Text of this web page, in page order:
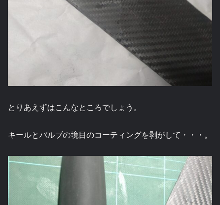
とりあえずはこんなところでしょう。
キールとバルブの境目のコーティングを剥がして・・・。